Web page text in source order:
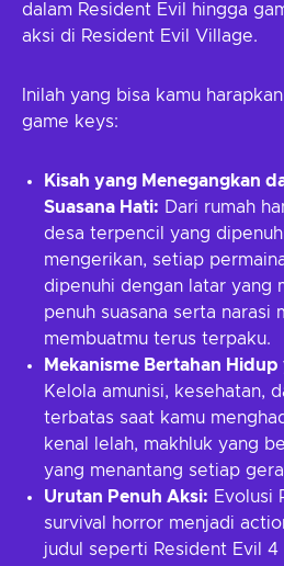
dalam Resident Evil hingga
aksi di Resident Evil Village.
Inilah yang bisa kamu
game keys:
Kisah yang Menegangkan
Suasana Hati: Dari rumah
desa terpencil yang
mengerikan, setiap
dipenuhi dengan latar yang
penuh suasana serta narasi
membuatmu terus terpaku.
Mekanisme Bertahan
Kelola amunisi, kesehatan,
terbatas saat kamu
kenal lelah, makhluk yang
yang menantang setiap
Urutan Penuh Aksi: Evolusi
survival horror menjadi
judul seperti Resident Evil 4